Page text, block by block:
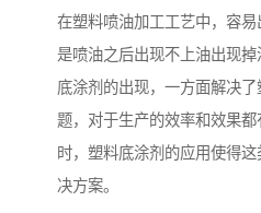
在塑料喷油加工工艺中，容
是喷油之后出现不上油出现
底涂剂的出现，一方面解决
题，对于生产的效率和效果都
时，塑料底涂剂的应用使得
决方案。